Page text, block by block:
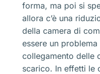
forma, ma poi si
allora c’è una
della camera di
essere un
collegamento delle
scarico. In effetti le